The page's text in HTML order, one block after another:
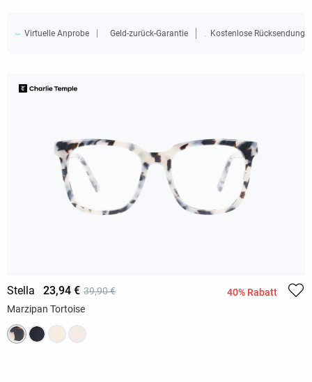
Virtuelle Anprobe Geld-zurück-Garantie Kostenlose Rücksendung
Stella 23,94 € 39,90 €
40% Rabatt
Marzipan Tortoise